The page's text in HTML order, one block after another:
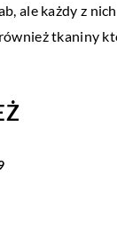
ale każdy z
tkaniny
uwagi i ile